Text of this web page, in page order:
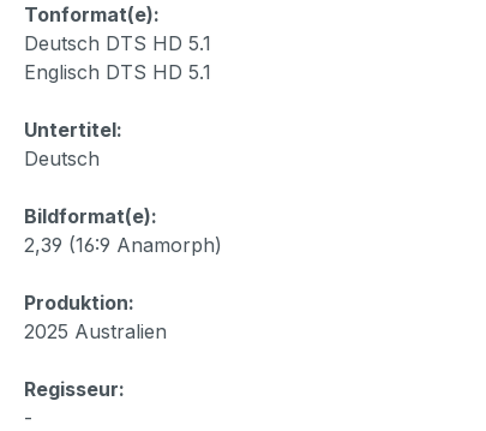
Tonformat(e):
Deutsch DTS HD 5.1
Englisch DTS HD 5.1
Untertitel:
Deutsch
Bildformat(e):
2,39 (16:9 Anamorph)
Produktion:
2025 Australien
Regisseur:
-